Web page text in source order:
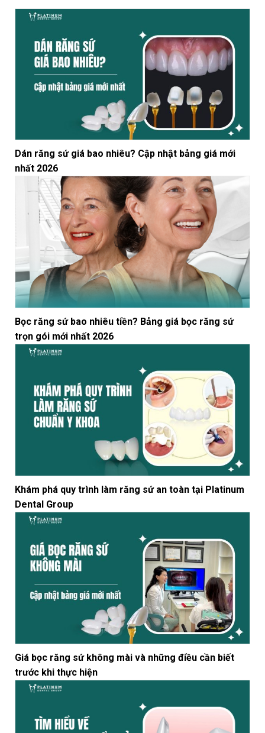
Dán răng sứ giá bao nhiêu? Cập nhật bảng giá mới
nhất 2026
Bọc răng sứ bao nhiêu tiền? Bảng giá bọc răng sứ
trọn gói mới nhất 2026
Khám phá quy trình làm răng sứ an toàn tại Platinum
Dental Group
Giá bọc răng sứ không mài và những điều cần biết
trước khi thực hiện